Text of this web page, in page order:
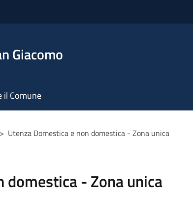
Giacomo
il Comune
> Utenza Domestica e non domestica - Zona unica
domestica - Zona unica